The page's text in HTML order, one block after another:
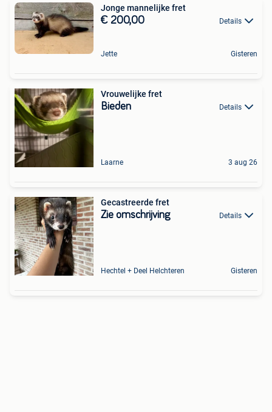
Jonge mannelijke fret
€ 200,00 Details
Jette Gisteren
Vrouwelijke fret
Bieden Details
Laarne 3 aug 26
Gecastreerde fret
Zie omschrijving Details
Hechtel + Deel Helchteren Gisteren